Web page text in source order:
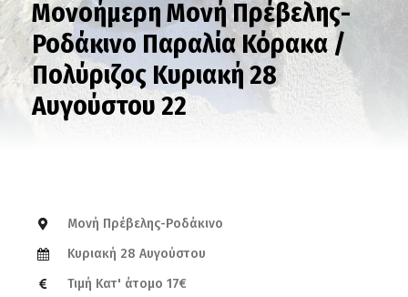
Μονοήμερη Μονή Πρέβελης-
Ροδάκινο Παραλία Κόρακα /
Πολύριζος Κυριακή 28
Αυγούστου 22
Μονή Πρέβελης-Ροδάκινο
Κυριακή 28 Αυγούστου
Τιμή Κατ' άτομο 17€